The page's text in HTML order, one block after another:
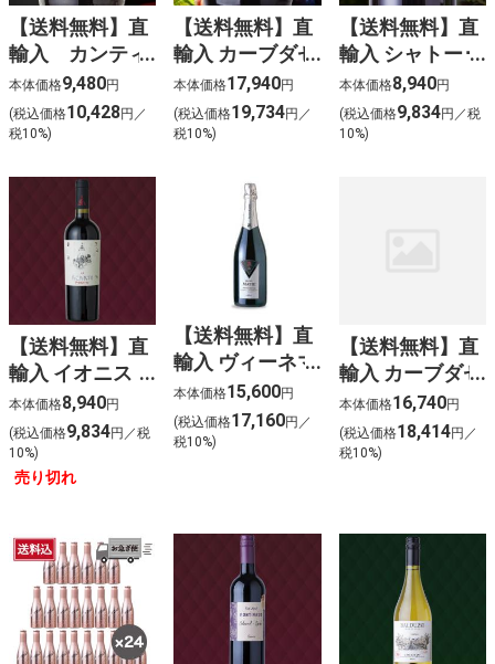
【送料無料】直
輸入 カンティ
ーナ・チェチラ
ンブルスコ 6
本入
本体価格9,480円
(税込価格10,428円／
税10%)
【送料無料】直
輸入 カーブダゼ
ブルゴーニュ ピ
ノノワール (赤)
（6本入）
本体価格17,940円
(税込価格19,734円／
税10%)
【送料無料】直
輸入 シャトー･
ピティヴィエ･
ボルドー (赤)
（6本入）
本体価格8,940円
(税込価格9,834円／税
10%)
【送料無料】直
輸入 イオニス
プリミティーヴ
ォ (赤)（6本
入）
本体価格8,940円
(税込価格9,834円／税
10%)
売り切れ
【送料無料】直
輸入 ヴィーネマ
ッテ プロセッコ
DOCG ブリュッ
ト (泡白)（6本
本体価格15,600円
(税込価格17,160円／
税10%)
【送料無料】直
輸入 カーブダゼ
ブルゴーニュシ
ャルドネ（6本
入）
本体価格16,740円
(税込価格18,414円／
税10%)